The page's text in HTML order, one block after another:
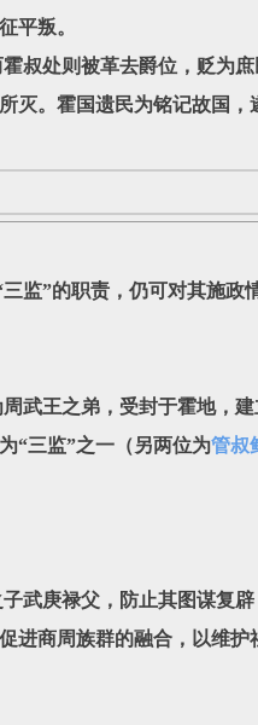
平叛。
处则被革去爵位，贬为庶
灭。霍国遗民为铭记故国
”的职责，仍可对其施政
王之弟，受封于霍地，建
“三监”之一（另两位为管叔
庚禄父，防止其图谋复辟
进商周族群的融合，以维护